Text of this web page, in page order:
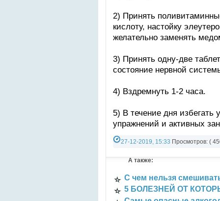
2) Принять
кислоту, настойку
желательно заменять
3) Принять одну-две
состояние нервной
4) Вздремнуть 1-2 часа.
5) В течение дня
упражнений и активных
27-12-2019, 15:33 Просмотров: (
А также:
С чем нельзя
5 БОЛЕЗНЕЙ ОТ